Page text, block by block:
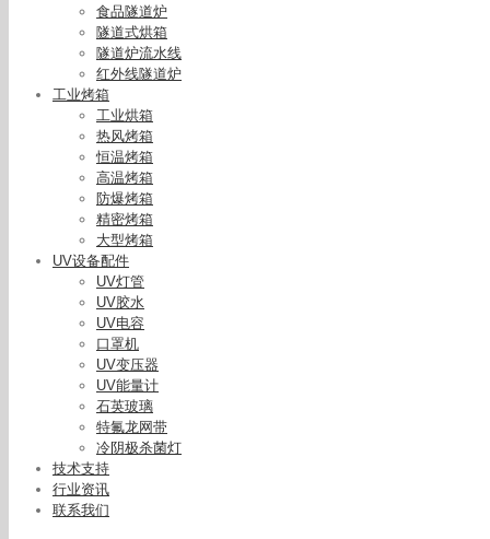
食品隧道炉
隧道式烘箱
隧道炉流水线
红外线隧道炉
工业烤箱
工业烘箱
热风烤箱
恒温烤箱
高温烤箱
防爆烤箱
精密烤箱
大型烤箱
UV设备配件
UV灯管
UV胶水
UV电容
口罩机
UV变压器
UV能量计
石英玻璃
特氟龙网带
冷阴极杀菌灯
技术支持
行业资讯
联系我们